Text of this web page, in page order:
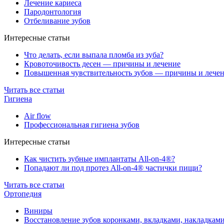
Лечение кариеса
Пародонтология
Отбеливание зубов
Интересные статьи
Что делать, если выпала пломба из зуба?
Кровоточивость десен — причины и лечение
Повышенная чувствительность зубов — причины и
Читать все статьи
Гигиена
Air flow
Профессиональная гигиена зубов
Интересные статьи
Как чистить зубные имплантаты All-on-4®?
Попадают ли под протез All-on-4® частички пищи?
Читать все статьи
Ортопедия
Виниры
Восстановление зубов коронками, вкладками, накладками